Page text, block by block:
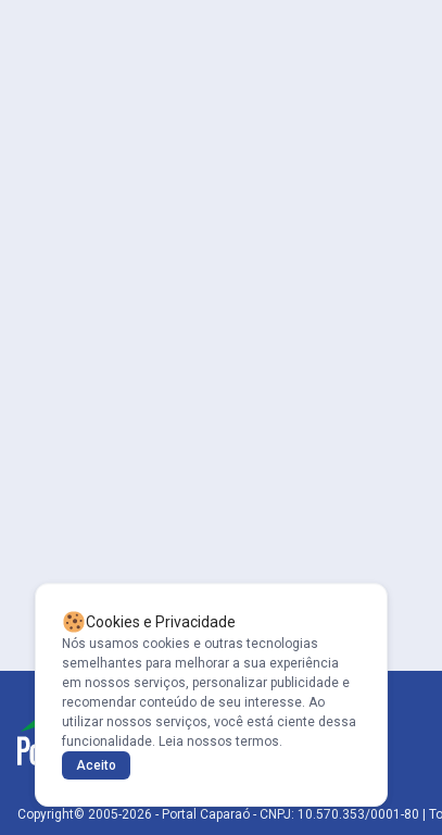
Copyright© 2005-2026 - Portal Caparaó - CNPJ: 10.570.353/0001-80 |
Cookies e Privacidade
Nós usamos cookies e outras tecnologias
semelhantes para melhorar a sua experiência
em nossos serviços, personalizar publicidade e
recomendar conteúdo de seu interesse. Ao
utilizar nossos serviços, você está ciente dessa
funcionalidade. Leia nossos termos.
Aceito